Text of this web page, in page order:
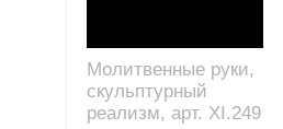
Молитвенные руки,
скульптурный
реализм, арт. XI.249